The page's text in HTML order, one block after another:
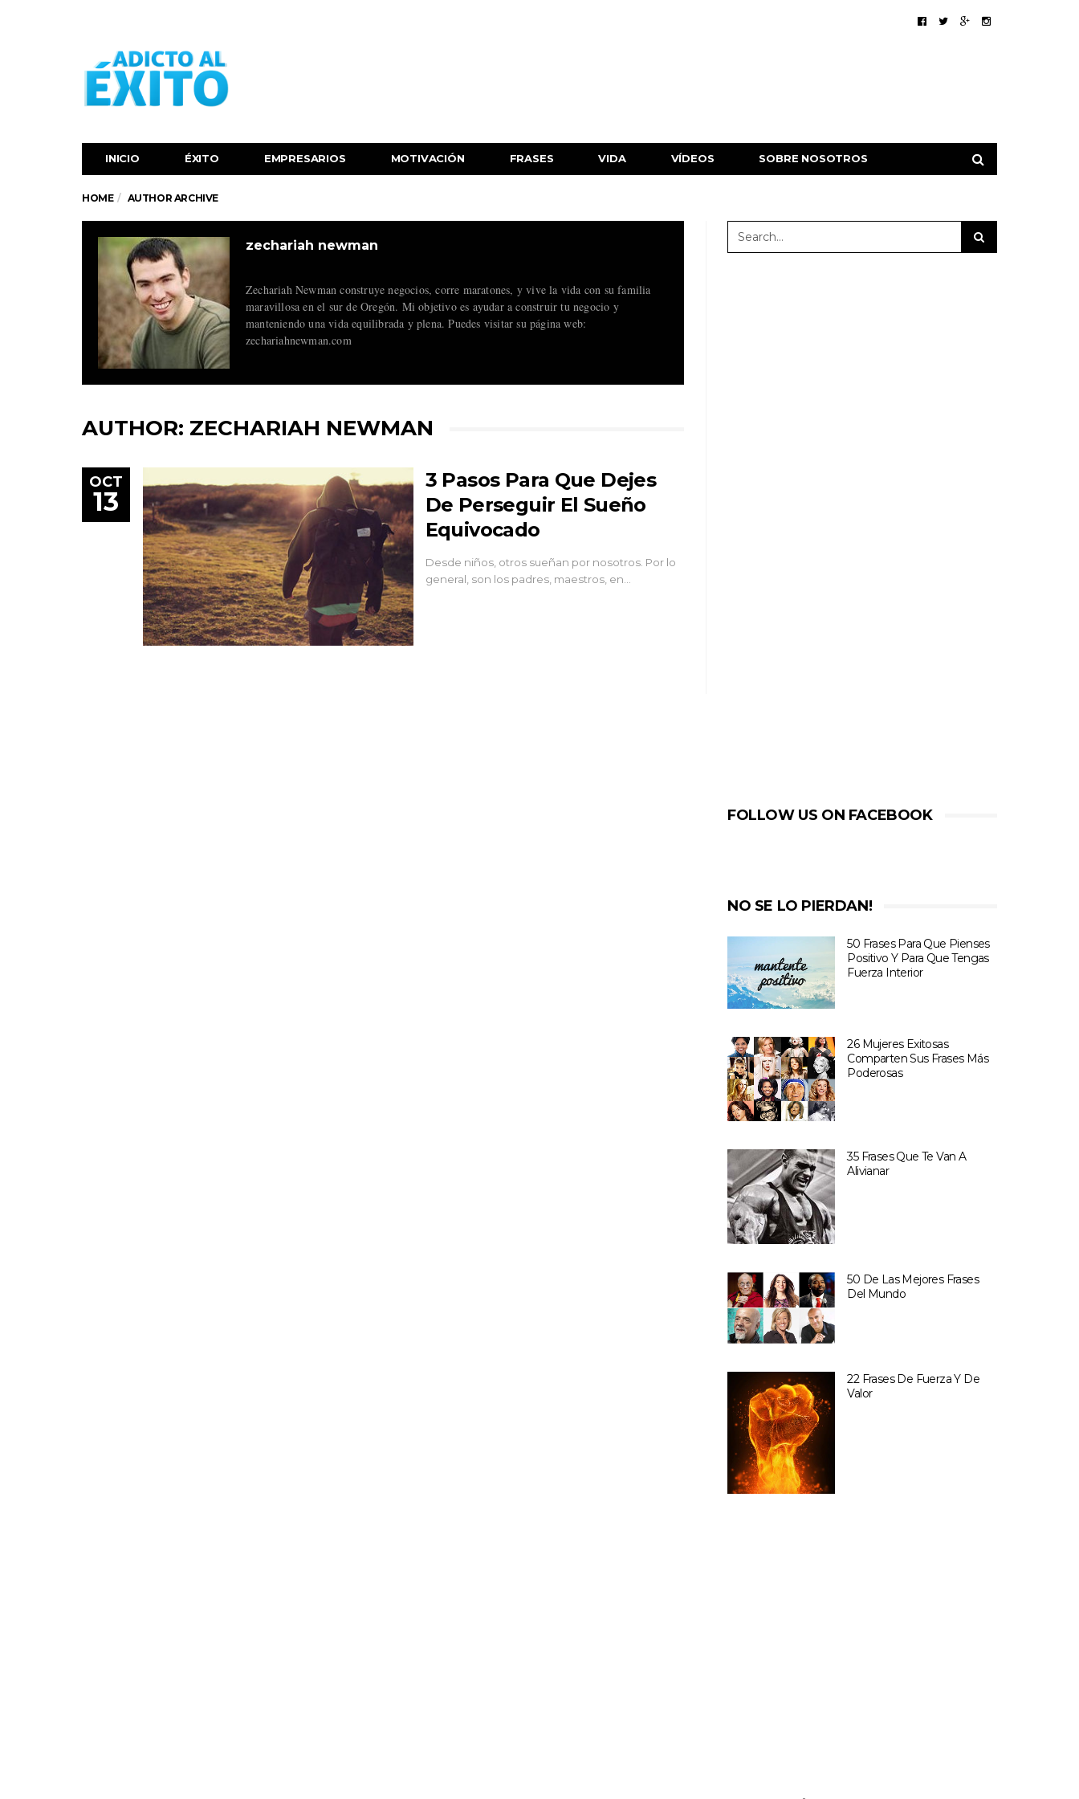
INICIO ÉXITO‬ EMPRESARIOS MOTIVACIÓN FRASES VIDA VÍDEOS SOBRE NOSOTROS
HOME AUTHOR ARCHIVE
zechariah newman
Zechariah Newman construye negocios, corre maratones, y vive la vida con su familia
maravillosa en el sur de Oregón. Mi objetivo es ayudar a construir tu negocio y
manteniendo una vida equilibrada y plena. Puedes visitar su página web:
zechariahnewman.com
AUTHOR: ZECHARIAH NEWMAN
OCT
13
3 Pasos Para Que Dejes
De Perseguir El Sueño
Equivocado
Desde niños, otros sueñan por nosotros. Por lo
general, son los padres, maestros, en…
FOLLOW US ON FACEBOOK
NO SE LO PIERDAN!
50 Frases Para Que Pienses
Positivo Y Para Que Tengas
Fuerza Interior
26 Mujeres Exitosas
Comparten Sus Frases Más
Poderosas
35 Frases Que Te Van A
Alivianar
50 De Las Mejores Frases
Del Mundo
22 Frases De Fuerza Y De
Valor